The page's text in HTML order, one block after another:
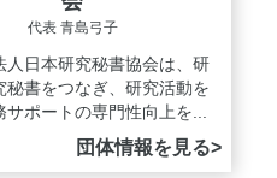
代表 青島弓子
人日本研究秘書協会は、研
秘書をつなぎ、研究活動を
サポートの専門性向上を...
団体情報を見る>